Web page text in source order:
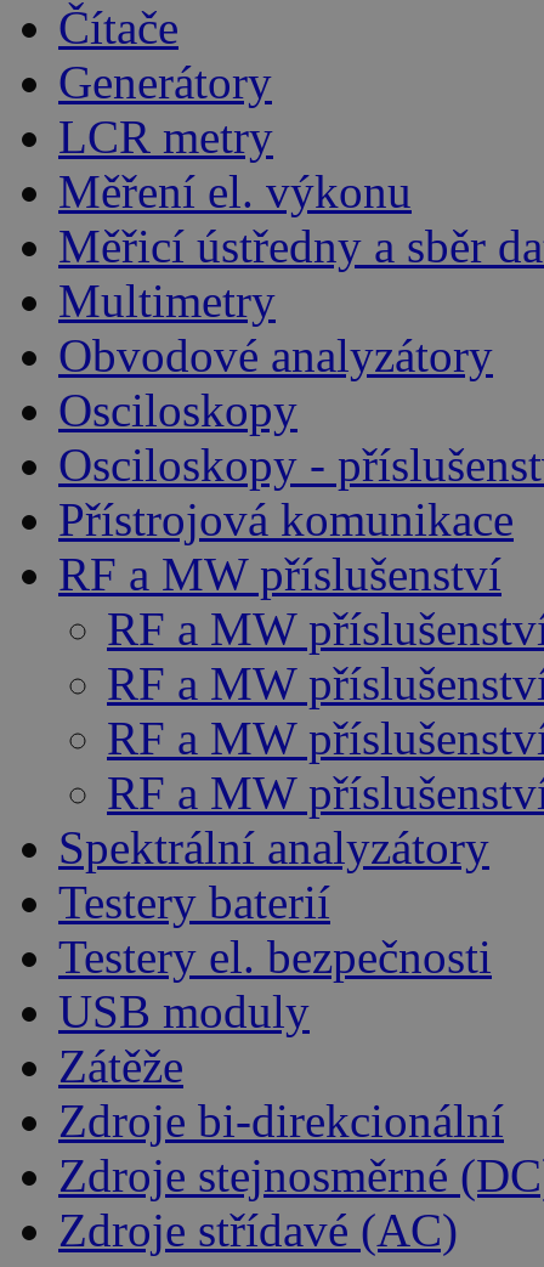
Čítače
Generátory
LCR metry
Měření el. výkonu
Měřicí ústředny a sběr
Multimetry
Obvodové analyzátory
Osciloskopy
Osciloskopy -
Přístrojová komunikace
RF a MW příslušenství
RF a MW
RF a MW
RF a MW
RF a MW
Spektrální analyzátory
Testery baterií
Testery el. bezpečnosti
USB moduly
Zátěže
Zdroje bi-direkcionální
Zdroje stejnosměrné
Zdroje střídavé (AC)